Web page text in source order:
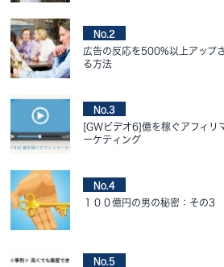
No.2
広告の反応を500%以上アップ
る方法
No.3
[GWビデオ6]億を稼ぐアフィリ
ーケティング
No.4
１００億円の男の秘密：その3
No.5